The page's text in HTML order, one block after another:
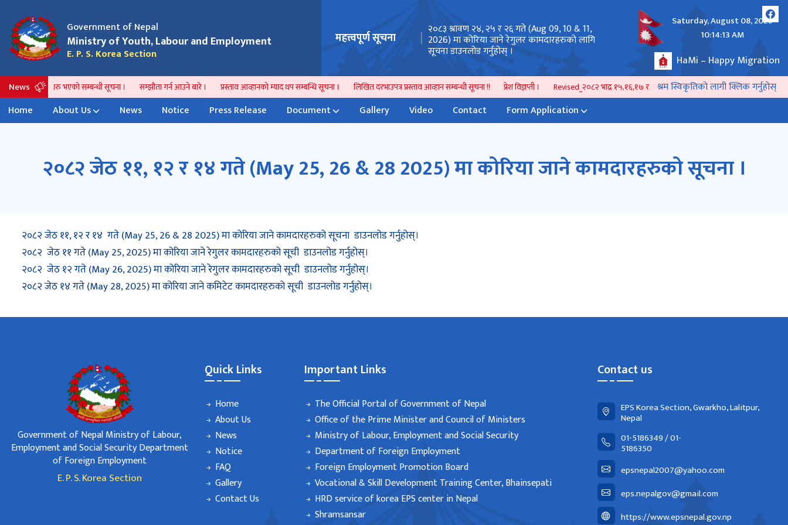
Government of Nepal
Ministry of Youth, Labour and Employment
E. P. S. Korea Section
महत्त्वपूर्ण सूचना
आवेदन प्रकृया हाललाई स्थगित गरिएको सम्बन्धमा । भिषा तथा सेवा शुल्क वापतको रकम बुझाउने स्थान
परिवर्तन सम्बन्धी अत्यन्त जरुरी सूचना ।
२०८३ श्रावण २४, २५ र २६ गते (Aug 09, 10 & 11,
2026) मा कोरिया जाने रेगुलर कामदारहरुको लागि
सूचना डाउनलोड गर्नुहोस् ।
अनलाईन दरखास्त पेश गर्ने तथा राहदानी सम्बन्धमा ।
Saturday, August 08, 2026
10:14:13 AM
HaMi – Happy Migration
Newsपुन: सुचारु भएको सम्बन्धी सूचना । सम्झौता गर्न आउने बारे । प्रस्ताव आव्हानको म्याद थप सम्बन्धि सूचना । लिखित दरभाउपत्र प्रस्ताव आव्हान सम्बन्धी सूचना !! प्रेश विज्ञप्ती । Revised_२०८२ भाद्र १५,१६,१७ र १८ गते ( Aug 31 & Sep 01,02,03, 2025) मा
श्रम स्विकृतिको लागी क्लिक गर्नुहोस्
Home
About Us News Notice Press Release Document Gallery Video Contact Form Application
२०८२ जेठ ११, १२ र १४ गते (May 25, 26 & 28 2025) मा कोरिया जाने कामदारहरुको सूचना ।
२०८२ जेठ ११, १२ र १४ गते (May 25, 26 & 28 2025) मा कोरिया जाने कामदारहरुको सूचना डाउनलोड गर्नुहोस्।
२०८२ जेठ ११ गते (May 25, 2025) मा कोरिया जाने रेगुलर कामदारहरुको सूची डाउनलोड गर्नुहोस्।
२०८२ जेठ १२ गते (May 26, 2025) मा कोरिया जाने रेगुलर कामदारहरुको सूची डाउनलोड गर्नुहोस्।
२०८२ जेठ १४ गते (May 28, 2025) मा कोरिया जाने कमिटेट कामदारहरुको सूची डाउनलोड गर्नुहोस्।
Government of Nepal Ministry of Labour,
Employment and Social Security Department
of Foreign Employment
E. P. S. Korea Section
Quick Links
Home
About Us
News
Notice
FAQ
Gallery
Contact Us
Important Links
The Official Portal of Government of Nepal
Office of the Prime Minister and Council of Ministers
Ministry of Labour, Employment and Social Security
Department of Foreign Employment
Foreign Employment Promotion Board
Vocational & Skill Development Training Center, Bhainsepati
HRD service of korea EPS center in Nepal
Shramsansar
Contact us
EPS Korea Section, Gwarkho, Lalitpur,
Nepal
01-5186349 / 01-
5186350
epsnepal2007@yahoo.com
eps.nepalgov@gmail.com
https://www.epsnepal.gov.np